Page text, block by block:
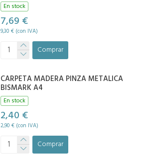
En stock
7,69 €
9,30 € (con IVA)
Comprar
CARPETA MADERA PINZA METALICA
BISMARK A4
En stock
2,40 €
2,90 € (con IVA)
Comprar